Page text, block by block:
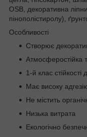
OSB, декоративна
пінополістиролу),
Особливості
Створює
Атмосферостійка
1-й клас
Має високу
Не містить
Низька витрата
Екологічно